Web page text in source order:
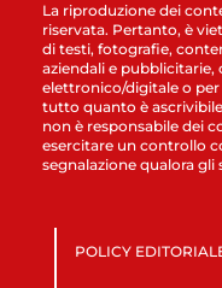
La riproduzione dei
riservata. Pertanto, è
di testi, fotografie,
aziendali e pubblicitarie,
elettronico/digitale o
tutto quanto è
non è responsabile dei
esercitare un controllo
segnalazione qualora gli
POLICY